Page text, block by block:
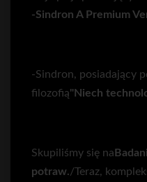
-Sindron A Premium
-Sindron, posiadający
filozofią"Niech
Skupiliśmy się na
potraw./Teraz,